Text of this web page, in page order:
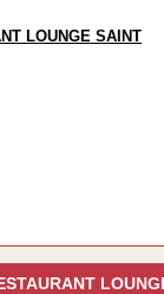
LOUNGE SAINT